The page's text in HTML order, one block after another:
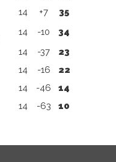
14 +7
35
14 -10
34
14 -37
23
14 -16
22
14 -46
14
14 -63 10